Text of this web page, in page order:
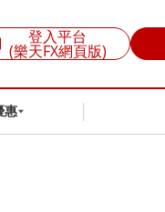
登入平台
(樂天FX網頁版)
惠